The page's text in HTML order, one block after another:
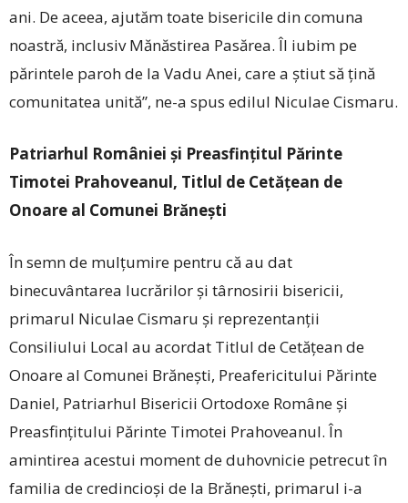
ani. De aceea, ajutăm toate bisericile din comuna
noastră, inclusiv Mănăstirea Pasărea. Îl iubim pe
părintele paroh de la Vadu Anei, care a știut să țină
comunitatea unită”, ne-a spus edilul Niculae Cismaru.
Patriarhul României și Preasfințitul Părinte
Timotei Prahoveanul, Titlul de Cetățean de
Onoare al Comunei Brănești
În semn de mulțumire pentru că au dat
binecuvântarea lucrărilor și târnosirii bisericii,
primarul Niculae Cismaru și reprezentanții
Consiliului Local au acordat Titlul de Cetățean de
Onoare al Comunei Brănești, Preafericitului Părinte
Daniel, Patriarhul Bisericii Ortodoxe Române și
Preasfințitului Părinte Timotei Prahoveanul. În
amintirea acestui moment de duhovnicie petrecut în
familia de credincioși de la Brănești, primarul i-a